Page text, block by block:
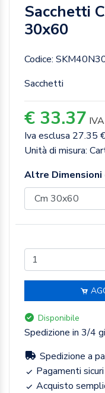
Sacchetti
30x60
Codice:
Sacchetti
€ 33.37
Iva esclusa 27.35 €
Unità di misura:
Altre Dimensioni
Disponibile
Spedizione in 3/4
Spedizione a
Pagamenti
Acquisto